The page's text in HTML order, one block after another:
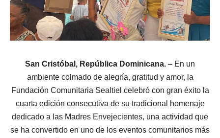
San Cristóbal, República Dominicana. – En un
ambiente colmado de alegría, gratitud y amor, la
Fundación Comunitaria Sealtiel celebró con gran éxito la
cuarta edición consecutiva de su tradicional homenaje
dedicado a las Madres Envejecientes, una actividad que
se ha convertido en uno de los eventos comunitarios más